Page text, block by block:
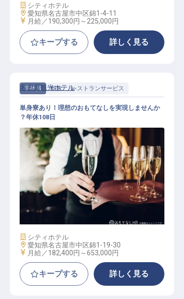
施設業態
シティホテル
勤務地
愛知県名古屋市中区錦1-4-11
給与
月給／190,300円～ 225,000円
キープする 詳しく見る
正社員 料飲 レストランサービス
宴会サービス
名古屋観光ホテル
単身寮あり！理想のおもてなしを実現しませんか
？年休108日
施設業態
シティホテル
勤務地
愛知県名古屋市中区錦1-19-30
給与
月給／182,400円～653,000円
キープする 詳しく見る